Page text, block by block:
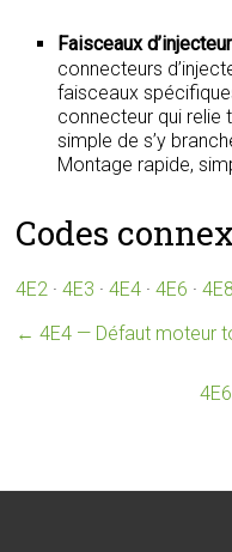
Faisceaux
connecteurs
faisceaux
connecteur qui relie
simple de s’y
Montage rapide,
Codes
4E2 ·4E3 ·4E4 ·4E6 ·4E8
← 4E4 — Défaut moteur